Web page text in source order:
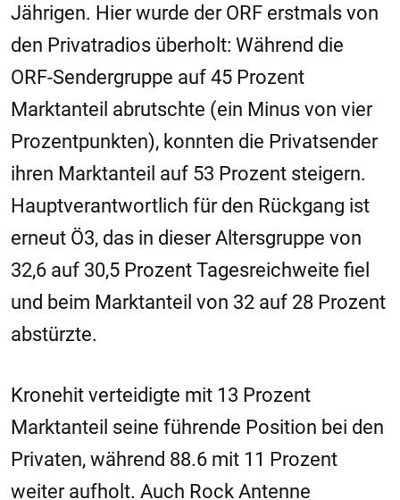
Jährigen. Hier wurde der ORF erstmals von
den Privatradios überholt: Während die
ORF-Sendergruppe auf 45 Prozent
Marktanteil abrutschte (ein Minus von vier
Prozentpunkten), konnten die Privatsender
ihren Marktanteil auf 53 Prozent steigern.
Hauptverantwortlich für den Rückgang ist
erneut Ö3, das in dieser Altersgruppe von
32,6 auf 30,5 Prozent Tagesreichweite fiel
und beim Marktanteil von 32 auf 28 Prozent
abstürzte.
Kronehit verteidigte mit 13 Prozent
Marktanteil seine führende Position bei den
Privaten, während 88.6 mit 11 Prozent
weiter aufholt. Auch Rock Antenne